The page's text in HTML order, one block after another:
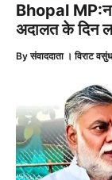
Bhopal
अदालत के दिन
Byसंवाददाता । विराट